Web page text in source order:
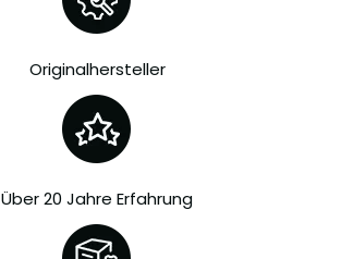
Originalhersteller
Über 20 Jahre Erfahrung